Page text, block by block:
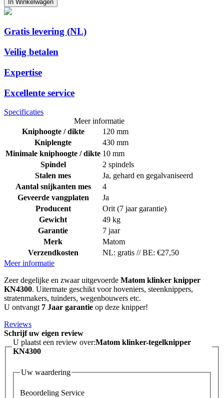
In Winkelwagen
Gratis levering (NL)
Veilig betalen
Expertise
Excellente service
Specificaties
Meer informatie
Kniphoogte / dikte
120 mm
Kniplengte
430 mm
Minimale kniphoogte / dikte 10 mm
Spindel
2 spindels
Stalen mes
Ja, gehard en gegalvaniseerd
Aantal snijkanten mes
4
Geveerde vangplaten
Ja
Producent
Orit (7 jaar garantie)
Gewicht
49 kg
Garantie
7 jaar
Merk
Matom
Verzendkosten
NL: gratis // BE: €27,50
Meer informatie
Zeer degelijke en zwaar uitgevoerde Matom klinker knipper
KN4300. Uitermate geschikt voor hoveniers, steenknippers,
stratenmakers, tuinders, wegenbouwers etc.
U ontvangt 7 Jaar garantie op deze knipper!
Reviews
Schrijf uw eigen review
U plaatst een review over:Matom klinker-tegelknipper
KN4300
Uw waardering
Beoordeling Service